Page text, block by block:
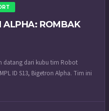
ALPHA: ROMBAK
datang dari kubu tim Robot
ID S13, Bigetron Alpha. Tim ini